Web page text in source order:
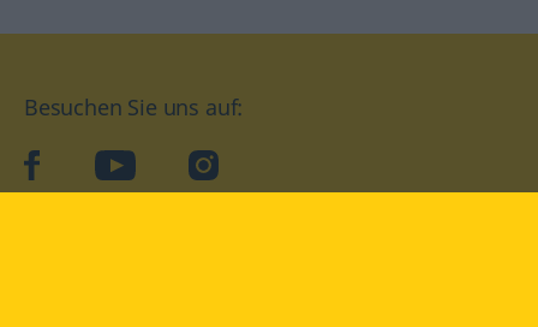
Besuchen Sie uns auf:
facebookYouTube Instagram